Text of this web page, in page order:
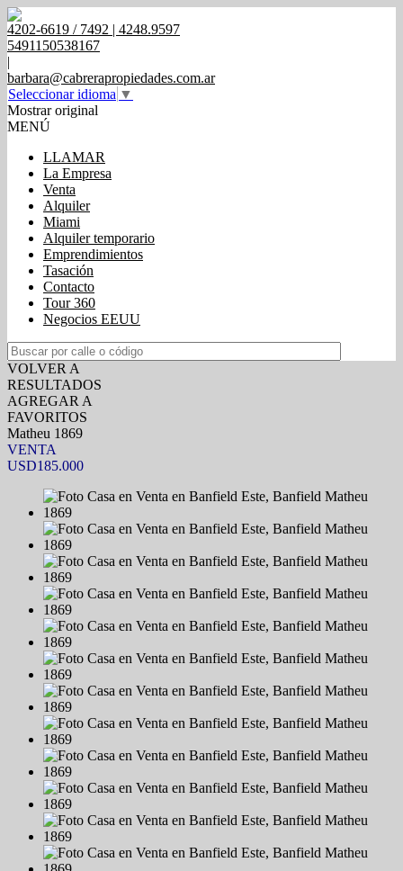
4202-6619 / 7492 | 4248.9597
5491150538167
|
barbara@cabrerapropiedades.com.ar
Seleccionar idioma ▼
Mostrar original
MENÚ
LLAMAR
La Empresa
Venta
Alquiler
Miami
Alquiler temporario
Emprendimientos
Tasación
Contacto
Tour 360
Negocios EEUU
VOLVER A
RESULTADOS
AGREGAR A
FAVORITOS
Matheu 1869
VENTA
USD185.000